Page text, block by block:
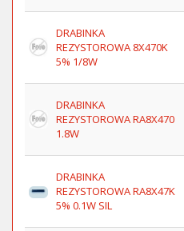
DRABINKA
REZYSTOROWA 8X470K
5% 1/8W
DRABINKA
REZYSTOROWA RA8X470
1.8W
DRABINKA
REZYSTOROWA RA8X47K
5% 0.1W SIL